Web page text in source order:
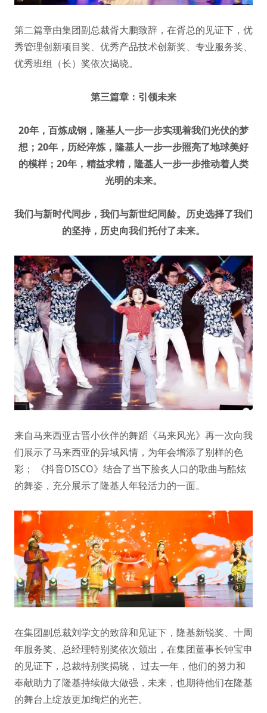
第二篇章由集团副总裁胥大鹏致辞，在胥总的见证下，优
秀管理创新项目奖、优秀产品技术创新奖、专业服务奖、
优秀班组（长）奖依次揭晓。
第三篇章：引领未来
20年，百炼成钢，隆基人一步一步实现着我们光伏的梦
想；20年，历经淬炼，隆基人一步一步照亮了地球美好
的模样；20年，精益求精，隆基人一步一步推动着人类
光明的未来。
我们与新时代同步，我们与新世纪同龄。历史选择了我们
的坚持，历史向我们托付了未来。
来自马来西亚古晋小伙伴的舞蹈《马来风光》再一次向我
们展示了马来西亚的异域风情，为年会增添了别样的色
彩； 《抖音DISCO》结合了当下脍炙人口的歌曲与酷炫
的舞姿，充分展示了隆基人年轻活力的一面。
在集团副总裁刘学文的致辞和见证下，隆基新锐奖、十周
年服务奖、总经理特别奖依次颁出，在集团董事长钟宝申
的见证下，总裁特别奖揭晓， 过去一年，他们的努力和
奉献助力了隆基持续做大做强，未来，也期待他们在隆基
的舞台上绽放更加绚烂的光芒。